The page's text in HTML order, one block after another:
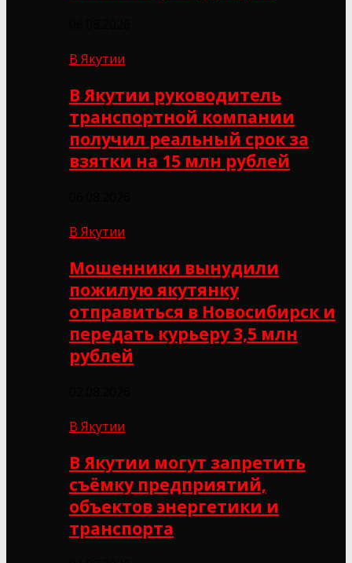
В Якутии
В Якутии руководитель
транспортной компании
получил реальный срок за
взятки на 15 млн рублей
В Якутии
Мошенники вынудили
пожилую якутянку
отправиться в Новосибирск и
передать курьеру 3,5 млн
рублей
В Якутии
В Якутии могут запретить
съёмку предприятий,
объектов энергетики и
транспорта